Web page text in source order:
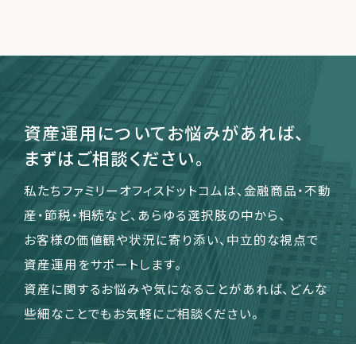
資産運用についてお悩みがあれば、
まずはご相談ください。
私たちファミリーオフィスドットコムは、金融商品・不動
産・節税・相続など、あらゆる選択肢の中から、
お客様の価値観や状況に寄り添い、中立的な視点で
資産運用をサポートします。
資産に関するお悩みや気になることがあれば、どんな
些細なことでもお気軽にご相談ください。